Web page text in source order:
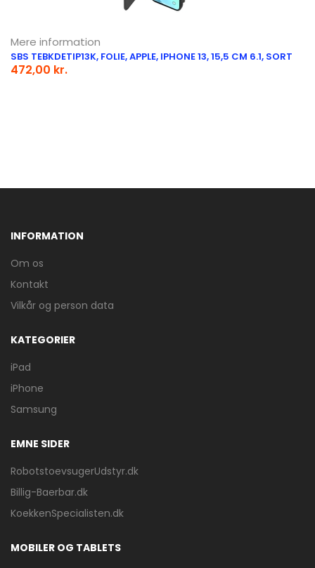
Mere information
SBS TEBKDETIP13K, FOLIE, APPLE, IPHONE 13, 15,5 CM 6.1, SORT
472,00 kr.
INFORMATION
Om os
Kontakt
Vilkår og person data
KATEGORIER
iPad
iPhone
Samsung
EMNE SIDER
RobotstoevsugerUdstyr.dk
Billig-Baerbar.dk
KoekkenSpecialisten.dk
MOBILER OG TABLETS